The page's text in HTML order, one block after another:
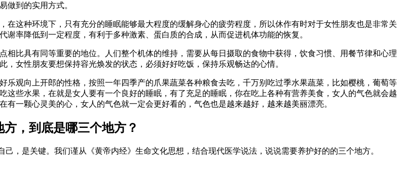
做到的实用方式。
这种环境下，只有充分的睡眠能够最大程度的缓解身心的疲劳程度，所以休作有时对于女性朋友也是非常关
率降低到一定程度，有利于多种激素、蛋白质的合成，从而促进机体功能的恢复。
比具有同等重要的地位。人们整个机体的维持，需要从每日摄取的食物中获得，饮食习惯、用餐节律和心理
女性朋友要想保持容光焕发的状态，必须好好吃饭，保持乐观畅达的心情。
观向上开郎的性格，按照一年四季产的爪果蔬菜各种粮食去吃，千万别吃过季水果蔬菜，比如樱桃，葡萄等
些水果，在就是女人要有一个良好的睡眠，有了充足的睡眠，你在吃上各种有营养美食，女人的气色就会越
一颗心灵美的心，女人的气色就一定会更好看的，气色也是越来越好，越来越美丽漂亮。
，到底是哪三个地方？
，是关键。我们谨从《黄帝内经》生命文化思想，结合现代医学说法，说说需要养护好的的三个地方。